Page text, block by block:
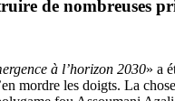
de nombreuses
à l’horizon 2030» a
mordre les doigts. La